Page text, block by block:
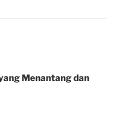
Menantang dan